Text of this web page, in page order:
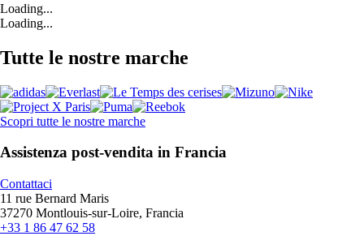
Loading...
Loading...
Tutte le nostre marche
Scopri tutte le nostre marche
Assistenza post-vendita in Francia
Contattaci
11 rue Bernard Maris
37270 Montlouis-sur-Loire, Francia
+33 1 86 47 62 58